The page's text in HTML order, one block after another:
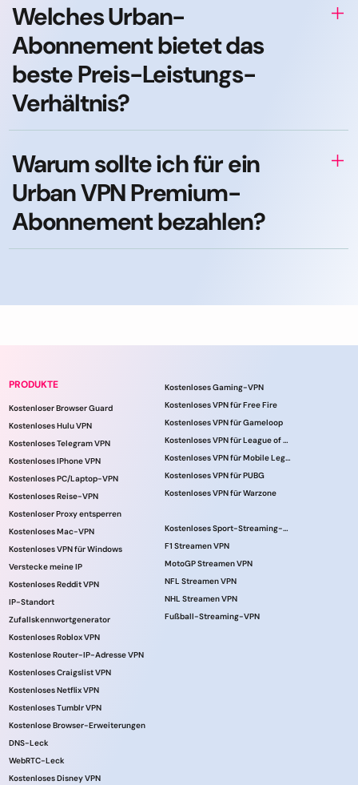
Welches Urban-
Abonnement bietet das
beste Preis-Leistungs-
Verhältnis?
Warum sollte ich für ein
Urban VPN Premium-
Abonnement bezahlen?
PRODUKTE
Kostenloser Browser Guard
Kostenloses Hulu VPN
Kostenloses Telegram VPN
Kostenloses IPhone VPN
Kostenloses PC/Laptop-VPN
Kostenloses Reise-VPN
Kostenloser Proxy entsperren
Kostenloses Mac-VPN
Kostenloses VPN für Windows
Verstecke meine IP
Kostenloses Reddit VPN
IP-Standort
Zufallskennwortgenerator
Kostenloses Roblox VPN
Kostenlose Router-IP-Adresse VPN
Kostenloses Craigslist VPN
Kostenloses Netflix VPN
Kostenloses Tumblr VPN
Kostenlose Browser-Erweiterungen
DNS-Leck
WebRTC-Leck
Kostenloses Disney VPN
Kostenloses Gaming-VPN
Kostenloses VPN für Free Fire
Kostenloses VPN für Gameloop
Kostenloses VPN für League of Legends
Kostenloses VPN für Mobile Legends
Kostenloses VPN für PUBG
Kostenloses VPN für Warzone
Kostenloses Sport-Streaming-VPN
F1 Streamen VPN
MotoGP Streamen VPN
NFL Streamen VPN
NHL Streamen VPN
Fußball-Streaming-VPN